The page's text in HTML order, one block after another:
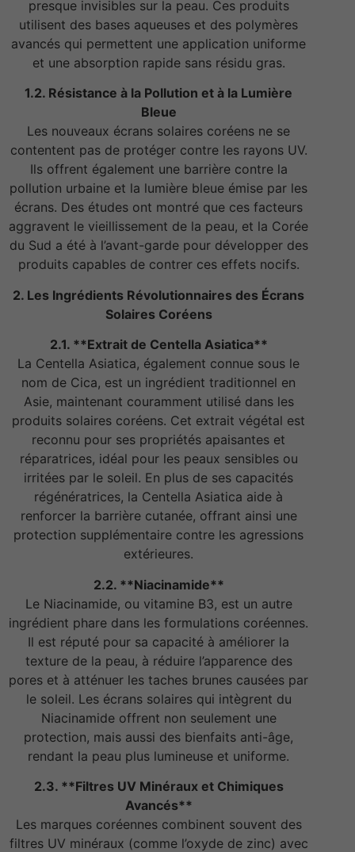
presque invisibles sur la peau. Ces produits
utilisent des bases aqueuses et des polymères
avancés qui permettent une application uniforme
et une absorption rapide sans résidu gras.
1.2. Résistance à la Pollution et à la Lumière
Bleue
Les nouveaux écrans solaires coréens ne se
contentent pas de protéger contre les rayons UV.
Ils offrent également une barrière contre la
pollution urbaine et la lumière bleue émise par les
écrans. Des études ont montré que ces facteurs
aggravent le vieillissement de la peau, et la Corée
du Sud a été à l’avant-garde pour développer des
produits capables de contrer ces effets nocifs.
2. Les Ingrédients Révolutionnaires des Écrans
Solaires Coréens
2.1. **Extrait de Centella Asiatica**
La Centella Asiatica, également connue sous le
nom de Cica, est un ingrédient traditionnel en
Asie, maintenant couramment utilisé dans les
produits solaires coréens. Cet extrait végétal est
reconnu pour ses propriétés apaisantes et
réparatrices, idéal pour les peaux sensibles ou
irritées par le soleil. En plus de ses capacités
régénératrices, la Centella Asiatica aide à
renforcer la barrière cutanée, offrant ainsi une
protection supplémentaire contre les agressions
extérieures.
2.2. **Niacinamide**
Le Niacinamide, ou vitamine B3, est un autre
ingrédient phare dans les formulations coréennes.
Il est réputé pour sa capacité à améliorer la
texture de la peau, à réduire l’apparence des
pores et à atténuer les taches brunes causées par
le soleil. Les écrans solaires qui intègrent du
Niacinamide offrent non seulement une
protection, mais aussi des bienfaits anti-âge,
rendant la peau plus lumineuse et uniforme.
2.3. **Filtres UV Minéraux et Chimiques
Avancés**
Les marques coréennes combinent souvent des
filtres UV minéraux (comme l’oxyde de zinc) avec